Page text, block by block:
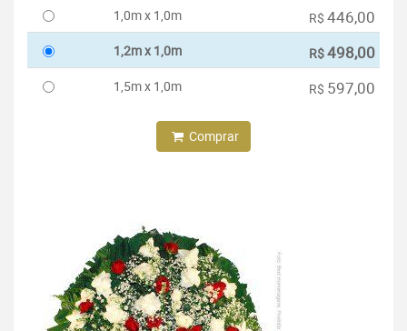
1,0m x 1,0m
R$ 446,00
1,2m x 1,0m R$498,00
1,5m x 1,0m R$ 597,00
Comprar